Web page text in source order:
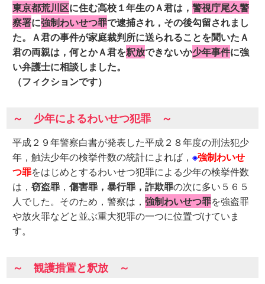
東京都荒川区に住む高校１年生のＡ君は，警視庁尾久警
察署に強制わいせつ罪で逮捕され，その後勾留されまし
た。Ａ君の事件が家庭裁判所に送られることを聞いたＡ
君の両親は，何とかＡ君を釈放できないか少年事件に強
い弁護士に相談しました。
（フィクションです）
～ 少年によるわいせつ犯罪 ～
平成２９年警察白書が発表した平成２８年度の刑法犯少
年，触法少年の検挙件数の統計によれば，※強制わいせ
つ罪をはじめとするわいせつ犯罪による少年の検挙件数
は，窃盗罪 ，傷害罪，暴行罪，詐欺罪の次に多い５６５
人でした。そのため，警察は，強制わいせつ罪を強盗罪
や放火罪などと並ぶ重大犯罪の一つに位置づけていま
す。
～ 観護措置と釈放 ～